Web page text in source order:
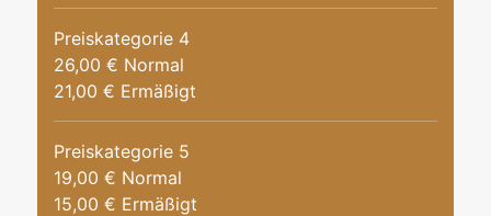
Preiskategorie 4
26,00 € Normal
21,00 € Ermäßigt
Preiskategorie 5
19,00 € Normal
15,00 € Ermäßigt